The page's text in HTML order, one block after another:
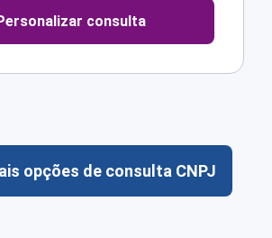
consulta
opções de consulta CNPJ